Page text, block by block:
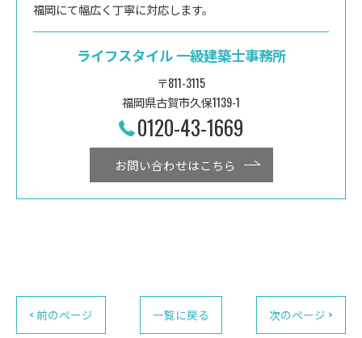
福岡にて幅広く丁寧に対応します。
ライフスタイル 一級建築士事務所
〒811-3115
福岡県古賀市久保1139-1
0120-43-1669
お問い合わせはこちら
< 前のページ 一覧に戻る 次のページ >